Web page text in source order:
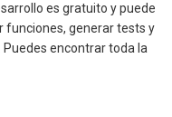
es gratuito y puede
funciones, generar tests y
encontrar toda la